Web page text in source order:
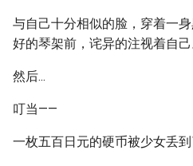
与自己十分相似的脸，穿着一
好的琴架前，诧异的注视着自己
然后...
叮当——
一枚五百日元的硬币被少女丢到